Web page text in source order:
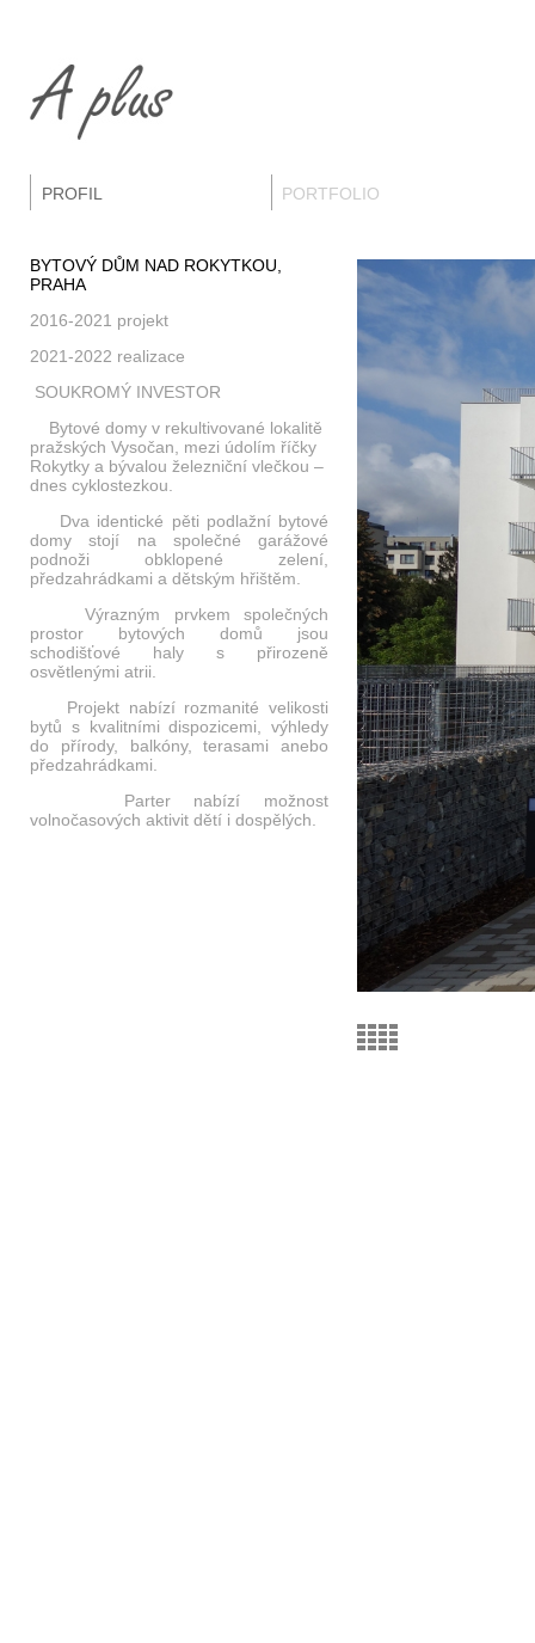
PROFIL PORTFOLIO
BYTOVÝ DŮM NAD ROKYTKOU,
PRAHA
2016-2021 projekt
2021-2022 realizace
SOUKROMÝ INVESTOR
Bytové domy v rekultivované lokalitě
pražských Vysočan, mezi údolím říčky
Rokytky a bývalou železniční vlečkou –
dnes cyklostezkou.
Dva identické pěti podlažní bytové
domy stojí na společné garážové
podnoži obklopené zelení,
předzahrádkami a dětským hřištěm.
Výrazným prvkem společných
prostor bytových domů jsou
schodišťové haly s přirozeně
osvětlenými atrii.
Projekt nabízí rozmanité velikosti
bytů s kvalitními dispozicemi, výhledy
do přírody, balkóny, terasami anebo
předzahrádkami.
Parter nabízí možnost
volnočasových aktivit dětí i dospělých.